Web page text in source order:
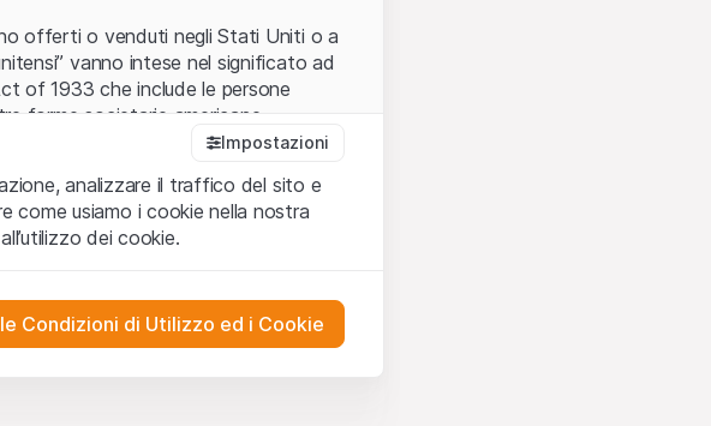
offerti o venduti negli Stati Uniti o a
vanno intese nel significato ad
of 1933 che include le persone
forme societarie americane.
compreso e di accettare le
ivi rese disponibili. Nel caso in
ad interrompere l’utilizzo del
(i “Contenuti del Sito”) contenuti o
e non rappresentano né
Impostazioni
analizzare il traffico del sito e
come usiamo i cookie nella nostra
dei cookie.
possono essere disattivati.
Condizioni di Utilizzo ed i Cookie